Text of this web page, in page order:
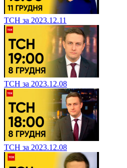
ТСН за 2023.12.11
ТСН за 2023.12.08
ТСН за 2023.12.08